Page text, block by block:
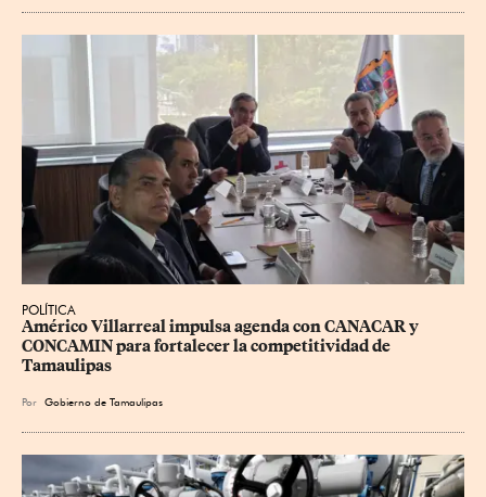
POLÍTICA
Américo Villarreal impulsa agenda con CANACAR y
CONCAMIN para fortalecer la competitividad de
Tamaulipas
Por Gobierno de Tamaulipas